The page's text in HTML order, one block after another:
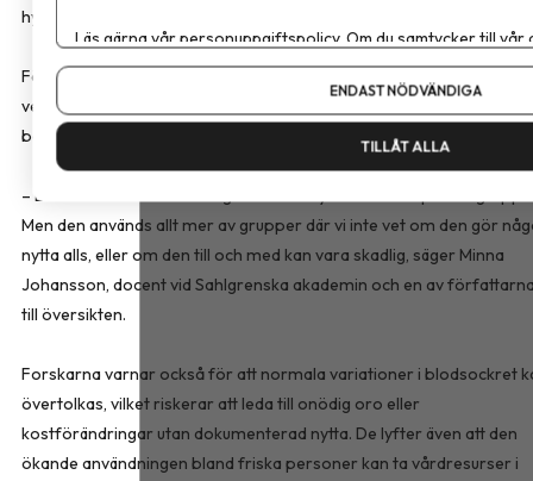
hypoglykemi.
För personer utan diabetes fann forskarna däremot inget
vetenskapligt stöd för att kontinuerlig blodsockermätning leder till
bättre hälsa eller förebygger sjukdom.
– Det här är en teknik som gör enorm nytta för vissa
Men den används allt mer av grupper där vi inte vet om den gör
nytta alls, eller om den till och med kan vara skadlig, säger Minna
Johansson, docent vid Sahlgrenska akademin och en av
till översikten.
Forskarna varnar också för att normala variationer i blodsockret
övertolkas, vilket riskerar att leda till onödig oro eller
kostförändringar utan dokumenterad nytta. De lyfter även att den
ökande användningen bland friska personer kan ta vårdresurser i
Läs gärna vårpersonuppgiftspolicy. Om du samtycker till vår
Om du vill ändra ditt val i efterhand hittar du den möjligheten
ENDAST NÖDVÄNDIGA
TILLÅT ALLA